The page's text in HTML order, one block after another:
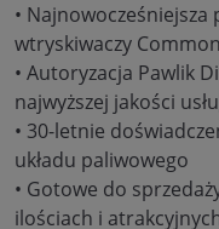
•
wtryskiwaczy
• Autoryzacja Pawlik
najwyższej jakości
• 30-letnie
układu paliwowego
• Gotowe do
ilościach i